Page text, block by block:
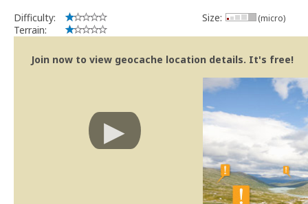
implicações que as guidelines actuais indicam.
Se no local existe algum container, por favor recolha-o a fim
Obrigado
Geocaching.com Volunteer Cache Reviewer
Difficulty:
Terrain:
Size: (micro)
Join now to view geocache location details. It's free!